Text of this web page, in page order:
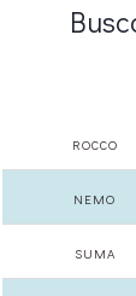
ROCCO
NEMO
SUMA